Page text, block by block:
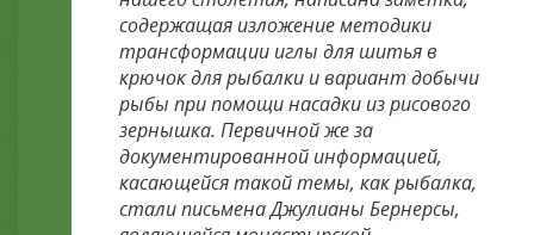
содержащая изложение методики
трансформации иглы для шитья в
крючок для рыбалки и вариант добычи
рыбы при помощи насадки из рисового
зернышка. Первичной же за
документированной информацией,
касающейся такой темы, как рыбалка,
стали письмена Джулианы Бернерсы,